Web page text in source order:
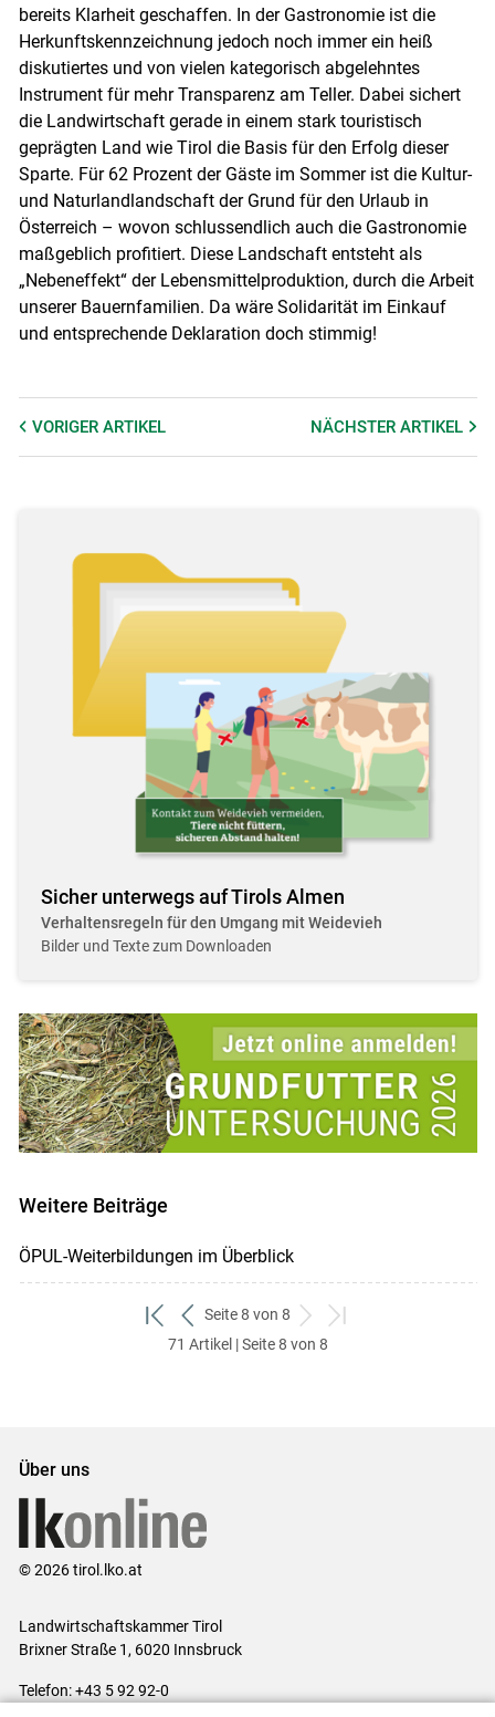
bereits Klarheit geschaffen. In der Gastronomie ist die
Herkunftskennzeichnung jedoch noch immer ein heiß
diskutiertes und von vielen kategorisch abgelehntes
Instrument für mehr Transparenz am Teller. Dabei sichert
die Landwirtschaft gerade in einem stark touristisch
geprägten Land wie Tirol die Basis für den Erfolg dieser
Sparte. Für 62 Prozent der Gäste im Sommer ist die Kultur-
und Naturlandlandschaft der Grund für den Urlaub in
Österreich – wovon schlussendlich auch die Gastronomie
maßgeblich profitiert. Diese Landschaft entsteht als
„Nebeneffekt“ der Lebensmittelproduktion, durch die Arbeit
unserer Bauernfamilien. Da wäre Solidarität im Einkauf
und entsprechende Deklaration doch stimmig!
VORIGER ARTIKEL NÄCHSTERARTIKEL
Sicher unterwegs auf Tirols Almen
Verhaltensregeln für den Umgang mit Weidevieh
Bilder und Texte zum Downloaden
Weitere Beiträge
ÖPUL-Weiterbildungen im Überblick
zum
ersten
zurück
zum
Seite 8 von 8
weiter
zum
zum
71 Artikel | Seite 8 von 8
Über uns
© 2026 tirol.lko.at
Landwirtschaftskammer Tirol
Brixner Straße 1, 6020 Innsbruck
Telefon: +43 5 92 92-0